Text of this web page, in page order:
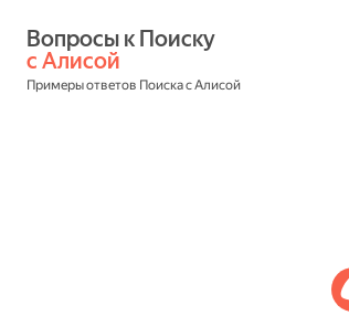
с Алисой
Примеры ответов Поиска с Алисой